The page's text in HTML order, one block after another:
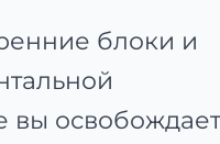
блоки и
вы